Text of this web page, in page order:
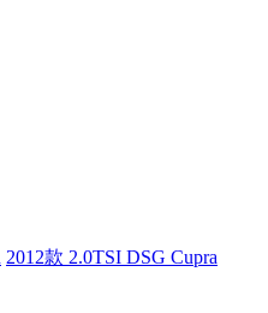
2012款 2.0TSI DSG Cupra